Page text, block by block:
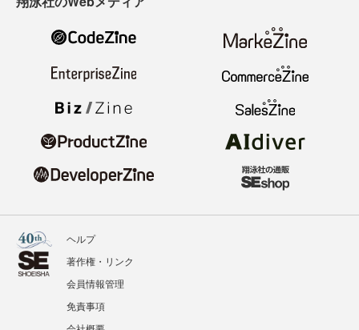
ヘルプ
著作権・リンク
会員情報管理
免責事項